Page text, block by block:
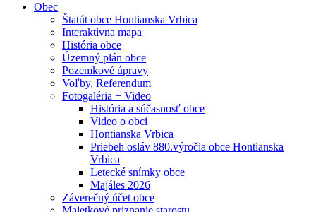
Obec
Štatút obce Hontianska Vrbica
Interaktívna mapa
História obce
Územný plán obce
Pozemkové úpravy
Voľby, Referendum
Fotogaléria + Video
História a súčasnosť obce
Video o obci
Hontianska Vrbica
Priebeh osláv 880.výročia obce Hontianska
Vrbica
Letecké snímky obce
Majáles 2026
Záverečný účet obce